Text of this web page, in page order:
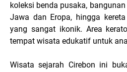
koleksi benda pusaka,
Jawa dan Eropa, hingga
yang sangat ikonik. Area
tempat wisata edukatif untuk
Wisata sejarah Cirebon ini